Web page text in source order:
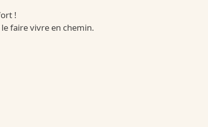
!
faire vivre en chemin.